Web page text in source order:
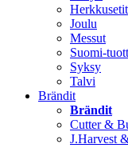
Herkkusetit
Joulu
Messut
Suomi-
Syksy
Talvi
Brändit
Brändit
Cutter &
J.Harvest